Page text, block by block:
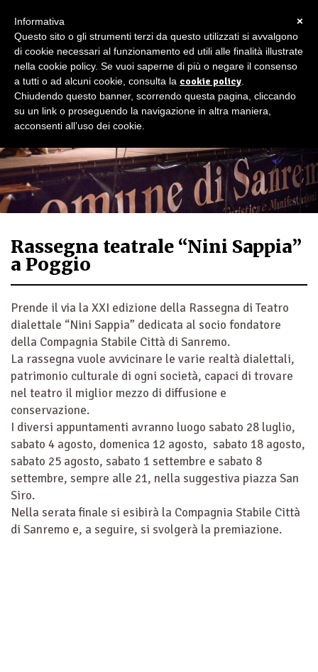
Rassegna teatrale “Nini Sappia”
a Poggio
Prende il via la XXI edizione della Rassegna di Teatro
dialettale “Nini Sappia” dedicata al socio fondatore
della Compagnia Stabile Città di Sanremo.
La rassegna vuole avvicinare le varie realtà dialettali,
patrimonio culturale di ogni società, capaci di trovare
nel teatro il miglior mezzo di diffusione e
conservazione.
I diversi appuntamenti avranno luogo sabato 28 luglio,
sabato 4 agosto, domenica 12 agosto, sabato 18 agosto,
sabato 25 agosto, sabato 1 settembre e sabato 8
settembre, sempre alle 21, nella suggestiva piazza San
Siro.
Nella serata finale si esibirà la Compagnia Stabile Città
di Sanremo e, a seguire, si svolgerà la premiazione.
×
Informativa
Questo sito o gli strumenti terzi da questo utilizzati si avvalgono
di cookie necessari al funzionamento ed utili alle finalità illustrate
nella cookie policy. Se vuoi saperne di più o negare il consenso
a tutti o ad alcuni cookie, consulta la cookie policy
Chiudendo questo banner, scorrendo questa pagina, cliccando
su un link o proseguendo la navigazione in altra maniera,
acconsenti all’uso dei cookie.